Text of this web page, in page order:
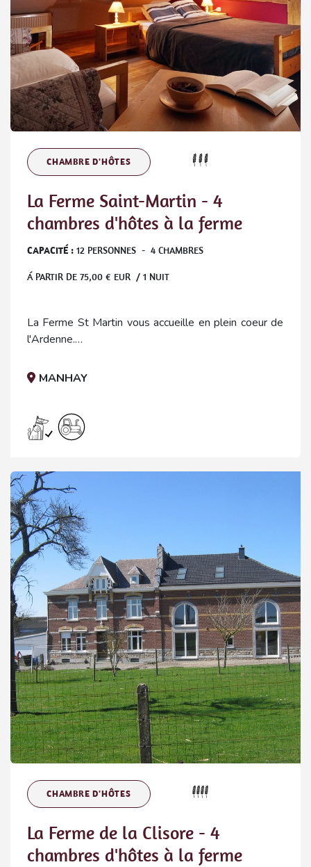
CHAMBRE D'HÔTES
La Ferme Saint-Martin - 4
chambres d'hôtes à la ferme
CAPACITÉ : 12 PERSONNES - 4 CHAMBRES
Á PARTIR DE 75,00 € EUR / 1 NUIT
La Ferme St Martin vous accueille en plein coeur de
l'Ardenne.
Marielle et Vincent vous proposent leurs 2 gites ou
MANHAY
CHAMBRE D'HÔTES
La Ferme de la Clisore - 4
chambres d'hôtes à la ferme